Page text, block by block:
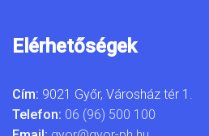
Elérhetőségek
Cím: 9021 Győr, Városház tér 1.
Telefon: 06 (96) 500 100